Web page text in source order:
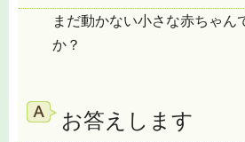
まだ動かない小さな赤ちゃん
か？
お答えします